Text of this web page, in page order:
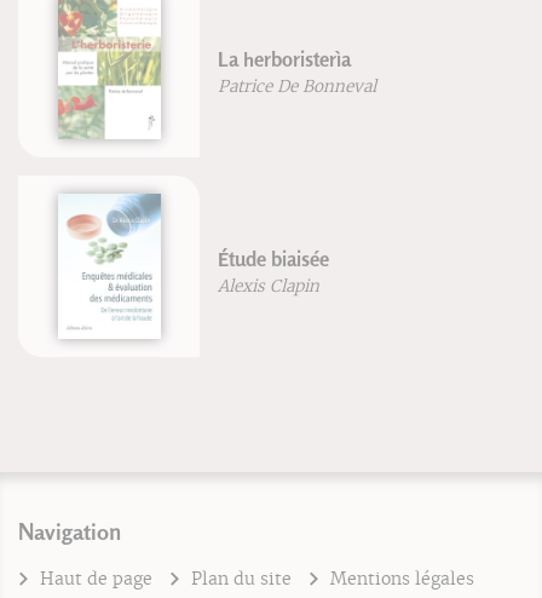
La herboristerìa
Patrice De Bonneval
Étude biaisée
Alexis Clapin
Navigation
Haut de page Plan du site
Mentions légales